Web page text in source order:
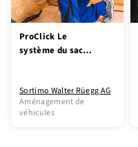
ProClick Le
système du sac
outils
Sortimo Walter Rüegg AG
Aménagement de
véhicules